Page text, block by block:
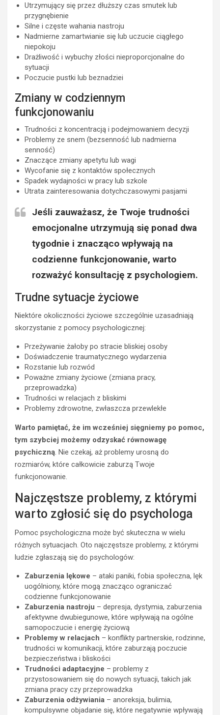
Utrzymujący się przez dłuższy czas smutek lub
przygnębienie
Silne i częste wahania nastroju
Nadmierne zamartwianie się lub uczucie ciągłego
niepokoju
Drażliwość i wybuchy złości nieproporcjonalne do
sytuacji
Poczucie pustki lub beznadziei
Zmiany w codziennym
funkcjonowaniu
Trudności z koncentracją i podejmowaniem decyzji
Problemy ze snem (bezsenność lub nadmierna
senność)
Znaczące zmiany apetytu lub wagi
Wycofanie się z kontaktów społecznych
Spadek wydajności w pracy lub szkole
Utrata zainteresowania dotychczasowymi pasjami
Jeśli zauważasz, że Twoje trudności
emocjonalne utrzymują się ponad dwa
tygodnie i znacząco wpływają na
codzienne funkcjonowanie, warto
rozważyć konsultację z psychologiem.
Trudne sytuacje życiowe
Niektóre okoliczności życiowe szczególnie uzasadniają
skorzystanie z pomocy psychologicznej:
Przeżywanie żałoby po stracie bliskiej osoby
Doświadczenie traumatycznego wydarzenia
Rozstanie lub rozwód
Poważne zmiany życiowe (zmiana pracy,
przeprowadzka)
Trudności w relacjach z bliskimi
Problemy zdrowotne, zwłaszcza przewlekłe
Warto pamiętać, że im wcześniej sięgniemy po pomoc,
tym szybciej możemy odzyskać równowagę
psychiczną . Nie czekaj, aż problemy urosną do
rozmiarów, które całkowicie zaburzą Twoje
funkcjonowanie.
Najczęstsze problemy, z którymi
warto zgłosić się do psychologa
Pomoc psychologiczna może być skuteczna w wielu
różnych sytuacjach. Oto najczęstsze problemy, z którymi
ludzie zgłaszają się do psychologów:
Zaburzenia lękowe – ataki paniki, fobia społeczna, lęk
uogólniony, które mogą znacząco ograniczać
codzienne funkcjonowanie
Zaburzenia nastroju – depresja, dystymia, zaburzenia
afektywne dwubiegunowe, które wpływają na ogólne
samopoczucie i energię życiową
Problemy w relacjach – konflikty partnerskie, rodzinne,
trudności w komunikacji, które zaburzają poczucie
bezpieczeństwa i bliskości
Trudności adaptacyjne – problemy z
przystosowaniem się do nowych sytuacji, takich jak
zmiana pracy czy przeprowadzka
Zaburzenia odżywiania – anoreksja, bulimia,
kompulsywne objadanie się, które negatywnie wpływają